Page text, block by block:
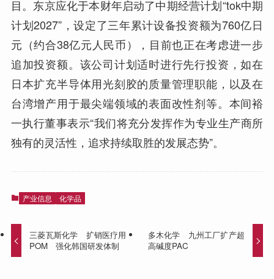
目。东京应化于本财年启动了中期经营计划“tok中期
计划2027”，设定了三年累计设备投资额为760亿日
元（约合38亿元人民币），目前也正在考虑进一步
追加投资额。该公司计划适时进行先行投资，如在
日本扩充半导体用光刻胶的质量管理职能，以及在
台湾增产用于最尖端领域的表面改性剂等。本间裕
一执行董事表示“我们将充分发挥作为专业生产商所
独有的灵活性，追求持续取胜的发展态势”。
产业信息 化学品
三菱瓦斯化学 扩销医疗用
POM 强化韩国研发体制
多木化学 九州工厂扩产超
高碱度PAC